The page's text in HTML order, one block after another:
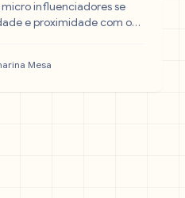
influenciadores se
e proximidade com o
no marketing de nicho e
com menos
Mesa